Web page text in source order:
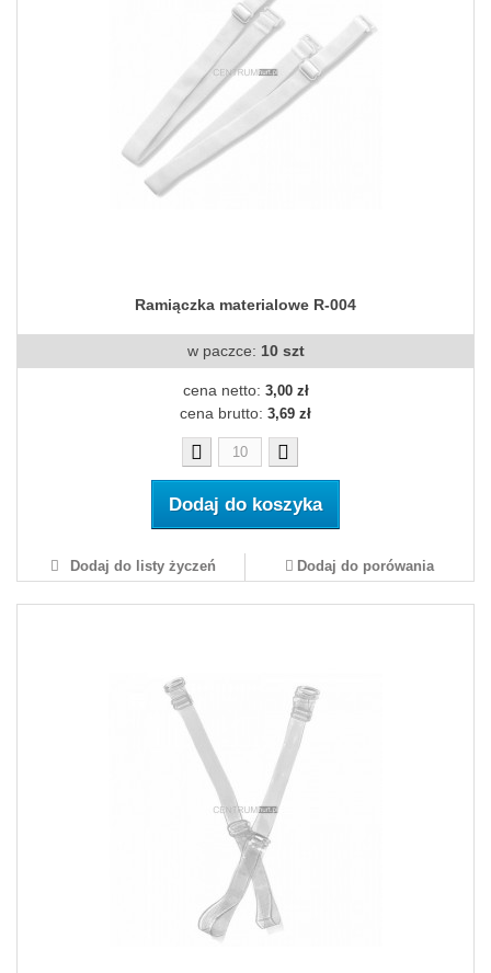
Ramiączka materialowe R-004
w paczce: 10 szt
cena netto: 3,00 zł
cena brutto: 3,69 zł
Dodaj do koszyka
Dodaj do listy życzeń Dodaj do porówania